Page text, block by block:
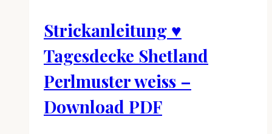
Strickanleitung ♥
Tagesdecke Shetland
Perlmuster weiss –
Download PDF